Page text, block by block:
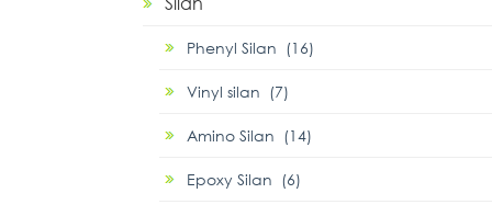
Phenyl Silan (16)
Vinyl silan (7)
Amino Silan (14)
Epoxy Silan (6)